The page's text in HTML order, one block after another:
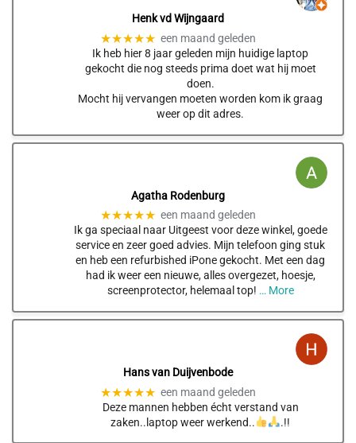
Henk vd Wijngaard
★★★★★ een maand geleden
Ik heb hier 8 jaar geleden mijn huidige laptop
gekocht die nog steeds prima doet wat hij moet
doen.
Mocht hij vervangen moeten worden kom ik graag
weer op dit adres.
Agatha Rodenburg
★★★★★ een maand geleden
Ik ga speciaal naar Uitgeest voor deze winkel, goede
service en zeer goed advies. Mijn telefoon ging stuk
en heb een refurbished iPone gekocht. Met een dag
had ik weer een nieuwe, alles overgezet, hoesje,
screenprotector, helemaal top! … More
Hans van Duijvenbode
★★★★★ een maand geleden
Deze mannen hebben écht verstand van
zaken..laptop weer werkend..
.!!